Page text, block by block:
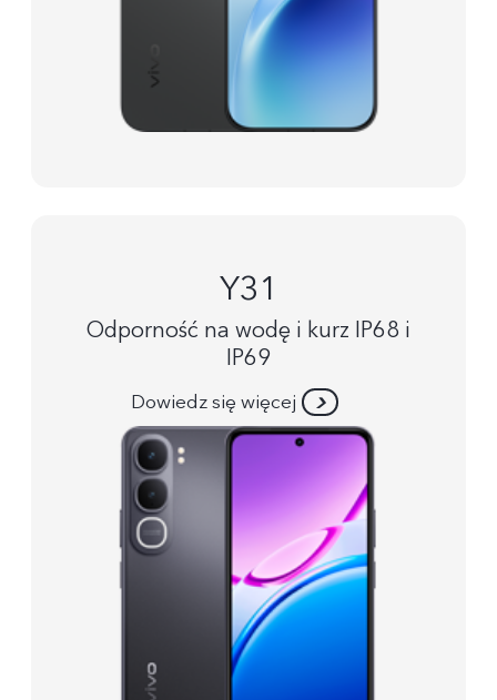
Y31
Odporność na wodę i kurz IP68 i
IP69
Dowiedz się więcej